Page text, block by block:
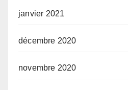
janvier 2021
décembre 2020
novembre 2020